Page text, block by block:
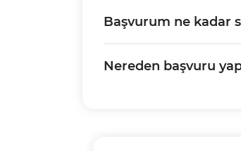
Başvurum ne kadar
Nereden başvuru